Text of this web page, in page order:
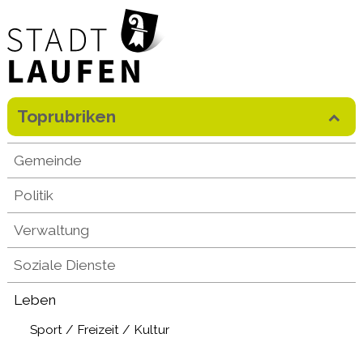
Direkt zum Inhalt springen
Mobilenavigation
Gemeinde
Politik
Verwaltung
Soziale Dienste
Leben
Sport / Freizeit / Kultur
Toprubriken